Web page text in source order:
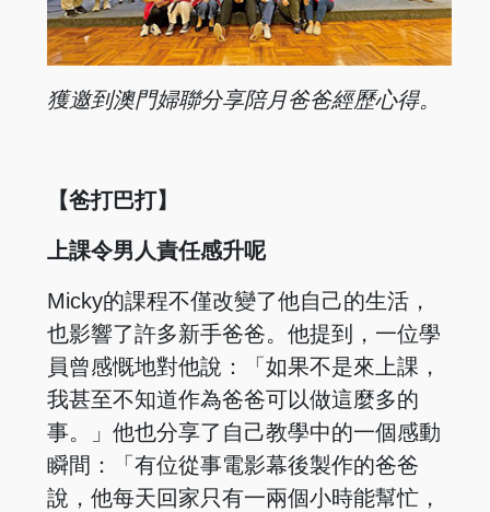
獲邀到澳門婦聯分享陪月爸爸經歷心得。
【爸打巴打】
上課令男人責任感升呢
Micky的課程不僅改變了他自己的生活，
也影響了許多新手爸爸。他提到，一位學
員曾感慨地對他說：「如果不是來上課，
我甚至不知道作為爸爸可以做這麼多的
事。」他也分享了自己教學中的一個感動
瞬間：「有位從事電影幕後製作的爸爸
說，他每天回家只有一兩個小時能幫忙，